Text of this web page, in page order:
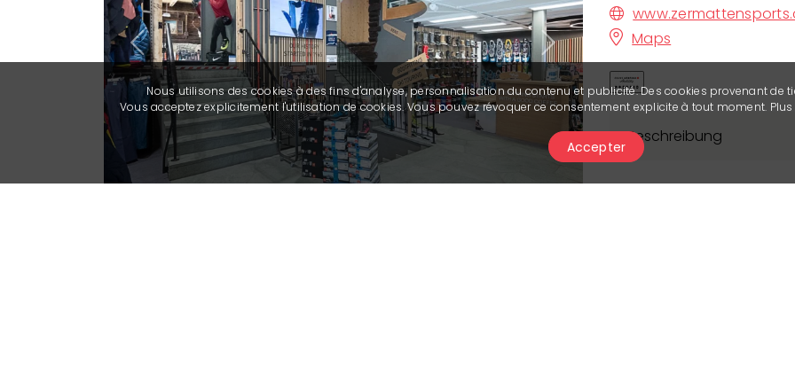
Previous Next
Maps
Beschreibung
Unser Geschäft liegt
Nous utilisons des cookies à des fins d'analyse, personnalisation du contenu et publicité. Des cookies provenant de
Vous acceptez explicitement l'utilisation de cookies. Vous pouvez révoquer ce consentement explicite à tout moment.
Accepter